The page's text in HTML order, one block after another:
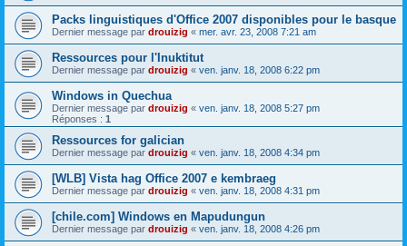
Packs linguistiques d'Office 2007 disponibles pour le basque
Dernier message par drouizig « mer. avr. 23, 2008 7:21 am
Ressources pour l'Inuktitut
Dernier message par drouizig « ven. janv. 18, 2008 6:22 pm
Windows in Quechua
Dernier message par drouizig « ven. janv. 18, 2008 5:27 pm
Réponses : 1
Ressources for galician
Dernier message par drouizig « ven. janv. 18, 2008 4:34 pm
[WLB] Vista hag Office 2007 e kembraeg
Dernier message par drouizig « ven. janv. 18, 2008 4:31 pm
[chile.com] Windows en Mapudungun
Dernier message par drouizig « ven. janv. 18, 2008 4:26 pm